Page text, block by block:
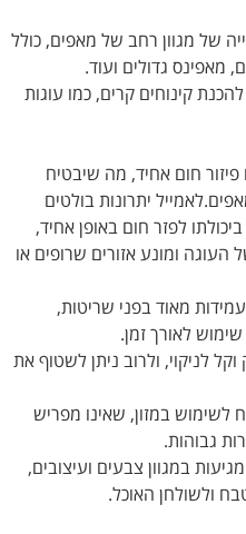
מגוון רחב של מאפים, כולל
גדולים ועוד.
קינוחים קרים, כמו עוגות
חום אחיד, מה שיבטיח
יתרונות בולטים
לפזר חום באופן אחיד,
ומונע אזורים שרופים או
מאוד בפני שריטות,
לאורך זמן.
ולרוב ניתן לשטוף את
במזון, שאינו מפריש
במגוון צבעים ועיצובים,
האוכל.